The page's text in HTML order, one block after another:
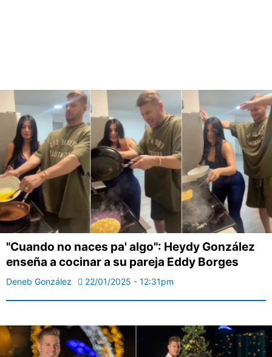
"Cuando no naces pa' algo": Heydy González
enseña a cocinar a su pareja Eddy Borges
Deneb González 22/01/2025 - 12:31pm